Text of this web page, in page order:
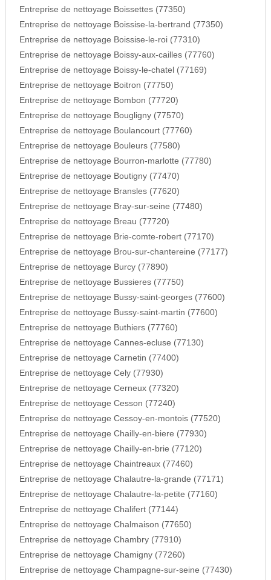
Entreprise de nettoyage Boissettes (77350)
Entreprise de nettoyage Boissise-la-bertrand (77350)
Entreprise de nettoyage Boissise-le-roi (77310)
Entreprise de nettoyage Boissy-aux-cailles (77760)
Entreprise de nettoyage Boissy-le-chatel (77169)
Entreprise de nettoyage Boitron (77750)
Entreprise de nettoyage Bombon (77720)
Entreprise de nettoyage Bougligny (77570)
Entreprise de nettoyage Boulancourt (77760)
Entreprise de nettoyage Bouleurs (77580)
Entreprise de nettoyage Bourron-marlotte (77780)
Entreprise de nettoyage Boutigny (77470)
Entreprise de nettoyage Bransles (77620)
Entreprise de nettoyage Bray-sur-seine (77480)
Entreprise de nettoyage Breau (77720)
Entreprise de nettoyage Brie-comte-robert (77170)
Entreprise de nettoyage Brou-sur-chantereine (77177)
Entreprise de nettoyage Burcy (77890)
Entreprise de nettoyage Bussieres (77750)
Entreprise de nettoyage Bussy-saint-georges (77600)
Entreprise de nettoyage Bussy-saint-martin (77600)
Entreprise de nettoyage Buthiers (77760)
Entreprise de nettoyage Cannes-ecluse (77130)
Entreprise de nettoyage Carnetin (77400)
Entreprise de nettoyage Cely (77930)
Entreprise de nettoyage Cerneux (77320)
Entreprise de nettoyage Cesson (77240)
Entreprise de nettoyage Cessoy-en-montois (77520)
Entreprise de nettoyage Chailly-en-biere (77930)
Entreprise de nettoyage Chailly-en-brie (77120)
Entreprise de nettoyage Chaintreaux (77460)
Entreprise de nettoyage Chalautre-la-grande (77171)
Entreprise de nettoyage Chalautre-la-petite (77160)
Entreprise de nettoyage Chalifert (77144)
Entreprise de nettoyage Chalmaison (77650)
Entreprise de nettoyage Chambry (77910)
Entreprise de nettoyage Chamigny (77260)
Entreprise de nettoyage Champagne-sur-seine (77430)